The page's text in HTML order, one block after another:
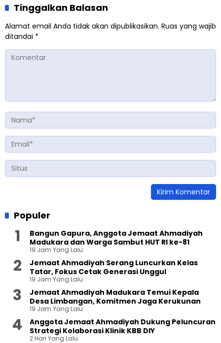
Tinggalkan Balasan
Alamat email Anda tidak akan dipublikasikan. Ruas yang wajib
ditandai *
Populer
Bangun Gapura, Anggota Jemaat Ahmadiyah
Madukara dan Warga Sambut HUT RI ke-81
19 Jam Yang Lalu
Jemaat Ahmadiyah Serang Luncurkan Kelas
Tatar, Fokus Cetak Generasi Unggul
19 Jam Yang Lalu
Jemaat Ahmadiyah Madukara Temui Kepala
Desa Limbangan, Komitmen Jaga Kerukunan
19 Jam Yang Lalu
Anggota Jemaat Ahmadiyah Dukung Peluncuran
Strategi Kolaborasi Klinik KBB DIY
2 Hari Yang Lalu